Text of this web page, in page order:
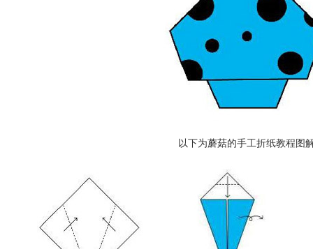
以下为蘑菇的手工折纸教程图